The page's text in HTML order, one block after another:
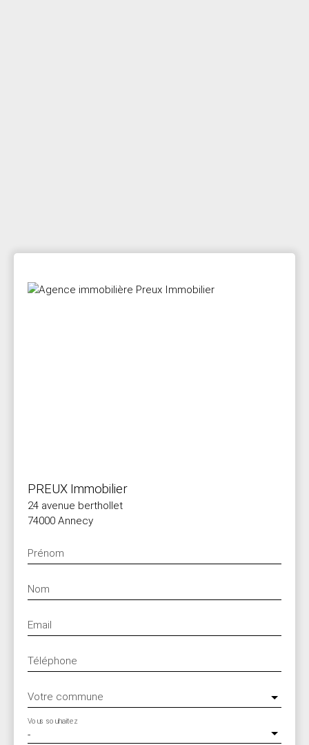
PREUX Immobilier
24 avenue berthollet
74000 Annecy
Prénom
Nom
Email
Téléphone
Votre commune
-
Vous souhaitez